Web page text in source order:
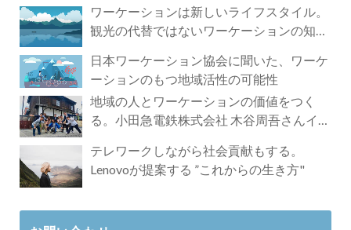
ワーケーションは新しいライフスタイル。
観光の代替ではないワーケーションの知ら
日本ワーケーション協会に聞いた、ワーケ
ーションのもつ地域活性の可能性
地域の人とワーケーションの価値をつく
る。小田急電鉄株式会社 木谷周吾さんイン
テレワークしながら社会貢献もする。
Lenovoが提案する ”これからの生き方"